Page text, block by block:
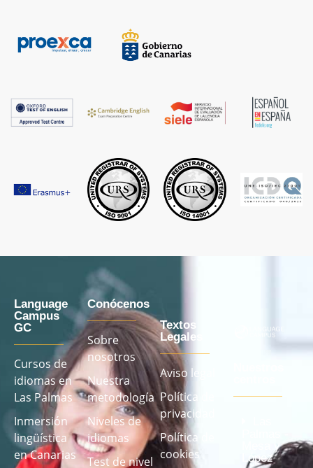
Language
Campus
GC
Cursos de
idiomas en
Las Palmas
Inmersión
lingüística
en Canarias
Conócenos
Sobre
nosotros
Nuestra
metodología
Niveles de
idiomas
Test de nivel
Textos
Legales
Aviso legal
Política de
privacidad
Política de
cookies
Mesa y
López